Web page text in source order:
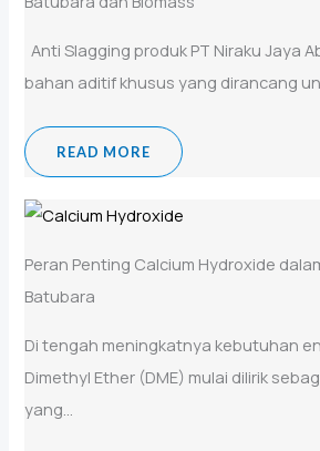
Anti Slagging produk PT Niraku Jaya
bahan aditif khusus yang dirancang
READ MORE
Peran Penting Calcium Hydroxide
Batubara
Di tengah meningkatnya kebutuhan
Dimethyl Ether (DME) mulai dilirik
yang...